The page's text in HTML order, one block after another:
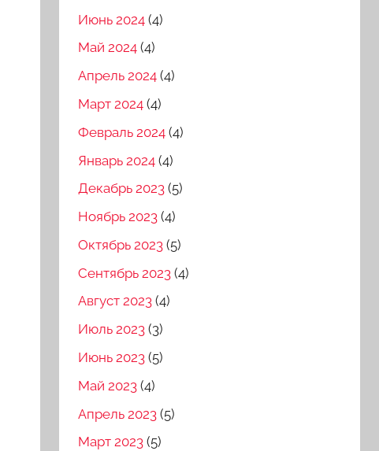
Июнь 2024 (4)
Май 2024 (4)
Апрель 2024 (4)
Март 2024 (4)
Февраль 2024 (4)
Январь 2024 (4)
Декабрь 2023 (5)
Ноябрь 2023 (4)
Октябрь 2023 (5)
Сентябрь 2023 (4)
Август 2023 (4)
Июль 2023 (3)
Июнь 2023 (5)
Май 2023 (4)
Апрель 2023 (5)
Март 2023 (5)